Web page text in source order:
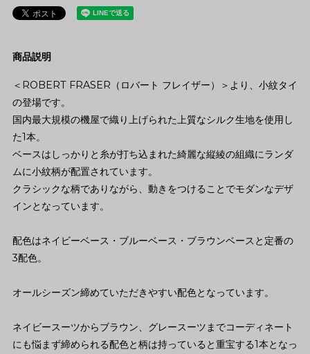
商品説明
＜ROBERT FRASER（ロバート フレイザー）＞より、小紋タイ
の登場です。
国内最大規模の機屋で織り上げられた上質なシルク生地を使用し
た1本。
ベースはしっかりと糸が打ち込まれた綺麗な縦綾の組織にランダ
ムに小紋柄が配置されています。
クラシックな柄でありながら、動きをつけることでモダンなデザ
インとなっています。
配色はネイビーベース・ブルーベース・ブラウンベースと定番の
3配色。
オールシーズン締めていただきやすい配色となっています。
ネイビースーツからブラウン、グレースーツまでコーディネート
にも悩まず締められる配色と柄は持っていると重宝する1本となっ